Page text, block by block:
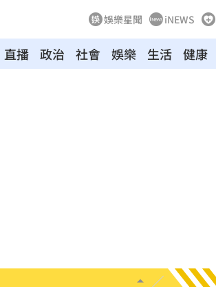
娛樂星聞 iNEWS
直播 政治 社會 娛樂 生活 健康